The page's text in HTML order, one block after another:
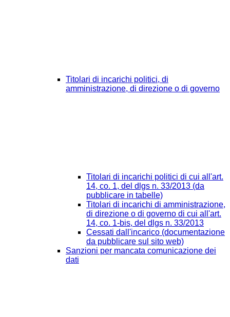
Titolari di incarichi politici, di
amministrazione, di direzione o di governo
Titolari di incarichi politici di cui all'art.
14, co. 1, del dlgs n. 33/2013 (da
pubblicare in tabelle)
Titolari di incarichi di amministrazione,
di direzione o di governo di cui all'art.
14, co. 1-bis, del dlgs n. 33/2013
Cessati dall'incarico (documentazione
da pubblicare sul sito web)
Sanzioni per mancata comunicazione dei
dati